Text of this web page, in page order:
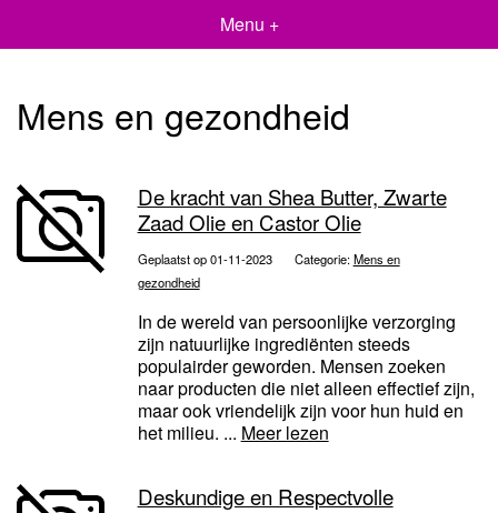
Menu +
Mens en gezondheid
De kracht van Shea Butter, Zwarte
Zaad Olie en Castor Olie
Geplaatst op 01-11-2023 Categorie:Mens en
gezondheid
In de wereld van persoonlijke verzorging
zijn natuurlijke ingrediënten steeds
populairder geworden. Mensen zoeken
naar producten die niet alleen effectief zijn,
maar ook vriendelijk zijn voor hun huid en
het milieu. ... Meer lezen
Deskundige en Respectvolle